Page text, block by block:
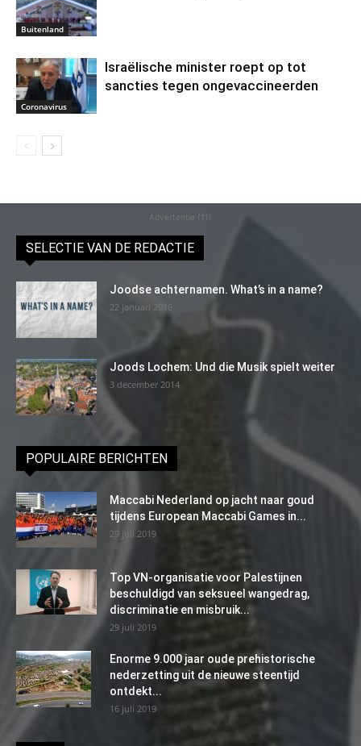
Buitenland
Coronavirus
Israëlische minister roept op tot
sancties tegen ongevaccineerden
Advertentie (11)
SELECTIE VAN DE REDACTIE
Joodse achternamen. What’s in a name?
22 januari 2016
Joods Lochem: Und die Musik spielt weiter
3 december 2014
POPULAIRE BERICHTEN
Maccabi Nederland op jacht naar goud
tijdens European Maccabi Games in...
29 juli 2019
Top VN-organisatie voor Palestijnen
beschuldigd van seksueel wangedrag,
discriminatie en misbruik...
29 juli 2019
Enorme 9.000 jaar oude prehistorische
nederzetting uit de nieuwe steentijd
ontdekt...
16 juli 2019